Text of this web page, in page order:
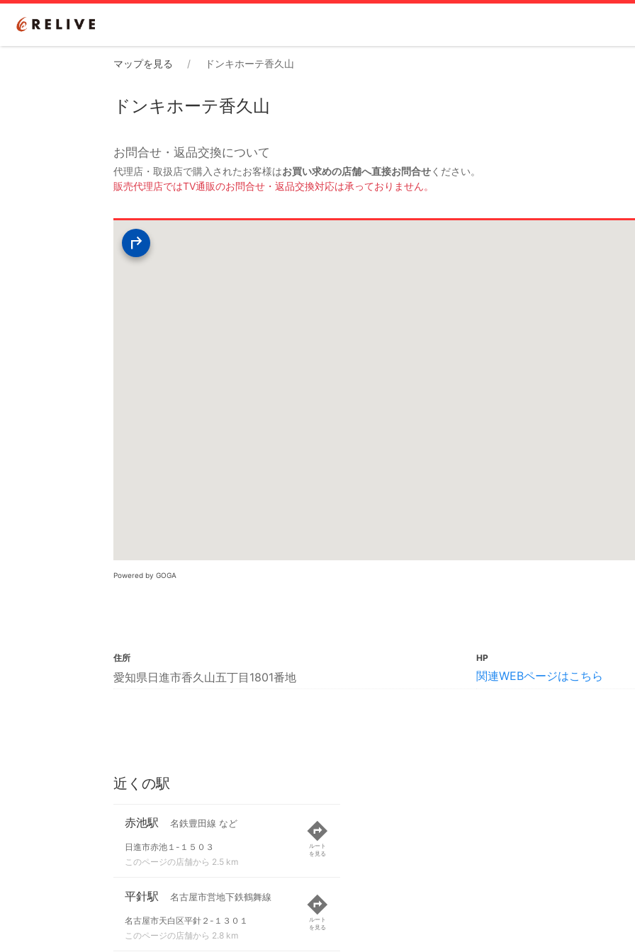
マップを見る ドンキホーテ香久山
ドンキホーテ香久山
お問合せ・返品交換について
代理店・取扱店で購入されたお客様はお買い求めの店舗へ直接お問合せください。
販売代理店ではTV通販のお問合せ・返品交換対応は承っておりません。
Powered by GOGA
住所
愛知県日進市香久山五丁目1801番地
HP
関連WEBページはこちら
近くの駅
赤池駅 名鉄豊田線 など
日進市赤池１-１５０３
このページの店舗から 2.5 km
ルート
を見る
平針駅 名古屋市営地下鉄鶴舞線
名古屋市天白区平針２-１３０１
このページの店舗から 2.8 km
ルート
を見る